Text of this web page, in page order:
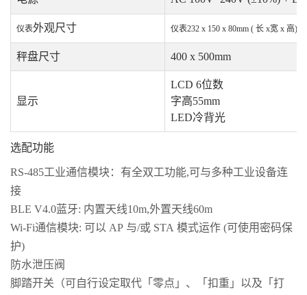
仪表外观尺寸 仪表232 x 150 x 80mm ( 长 x宽 x 高)
秤盘尺寸 400 x 500mm
显示
LCD 6位数
字高55mm
LED冷背光
选配功能
RS-485工业通信模块：有全双工功能,可与多种工业设备连
接
BLE V4.0蓝牙: 内置天线10m,外置天线60m
Wi-Fi通信模块: 可以 AP 与/或 STA 模式运作 (可使用密码保
护)
防水泄压阀
脚踏开关（可自行设定取代「零点」、「扣重」以及「打